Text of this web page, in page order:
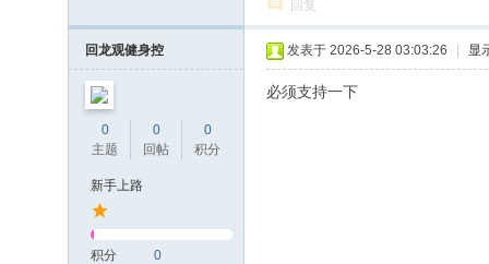
回复
回龙观健身控
0
主题
0
回帖
0
积分
新手上路
积分 0
发表于 2026-5-28 03:03:26 显
必须支持一下